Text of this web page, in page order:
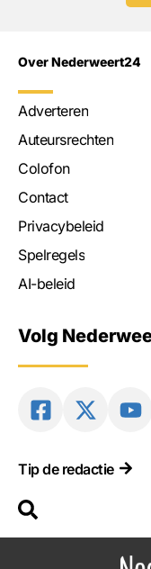
Over Nederweert24
Adverteren
Auteursrechten
Colofon
Contact
Privacybeleid
Spelregels
AI-beleid
Volg
Tip de redactie